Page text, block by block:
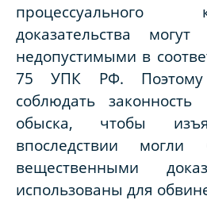
доказательства
недопустимыми в
75 УПК РФ.
соблюдать
обыска, чтобы
впоследствии
вещественными
использованы для